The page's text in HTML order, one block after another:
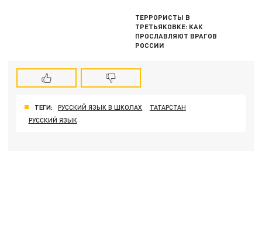
ТЕРРОРИСТЫ В
ТРЕТЬЯКОВКЕ: КАК
ПРОСЛАВЛЯЮТ ВРАГОВ
РОССИИ
ТЕГИ: РУССКИЙ ЯЗЫК В ШКОЛАХ
ТАТАРСТАН
РУССКИЙ ЯЗЫК